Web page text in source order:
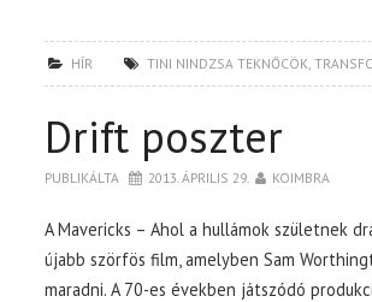
HÍR TINI NINDZSA TEKNŐCÖK ,
Drift poszter
PUBLIKÁLTA 2013. ÁPRILIS 29. KOIMBRA
A Mavericks – Ahol a hullámok születnek
újabb szörfös film, amelyben Sam
maradni. A 70-es években játszódó